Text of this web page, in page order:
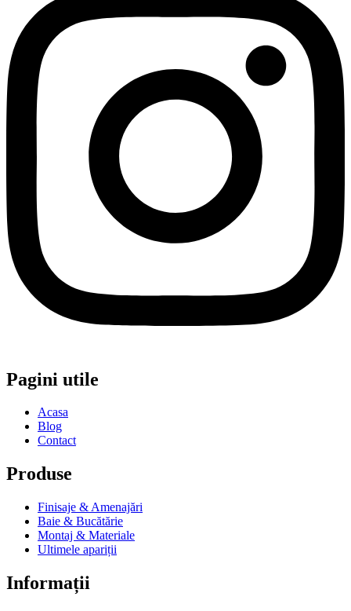
Pagini utile
Acasa
Blog
Contact
Produse
Finisaje & Amenajări
Baie & Bucătărie
Montaj & Materiale
Ultimele apariții
Informații